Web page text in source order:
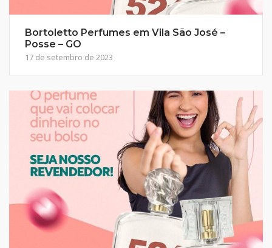
Bortoletto Perfumes em Vila São José –
Posse – GO
17 de setembro de 2023